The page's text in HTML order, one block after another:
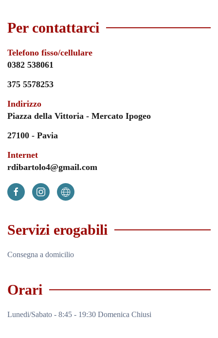
Per contattarci
Telefono fisso/cellulare
0382 538061
375 5578253
Indirizzo
Piazza della Vittoria - Mercato Ipogeo
27100 - Pavia
Internet
rdibartolo4@gmail.com
Servizi erogabili
Consegna a domicilio
Orari
Lunedi/Sabato - 8:45 - 19:30 Domenica Chiusi